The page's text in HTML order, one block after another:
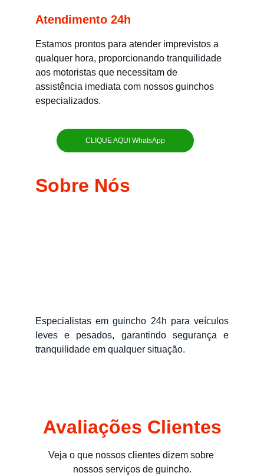
Atendimento 24h
Estamos prontos para atender imprevistos a
qualquer hora, proporcionando tranquilidade
aos motoristas que necessitam de
assistência imediata com nossos guinchos
especializados.
CLIQUE AQUI WhatsApp
Sobre Nós
Especialistas em guincho 24h para veículos
leves e pesados, garantindo segurança e
tranquilidade em qualquer situação.
Avaliações Clientes
Veja o que nossos clientes dizem sobre
nossos serviços de guincho.